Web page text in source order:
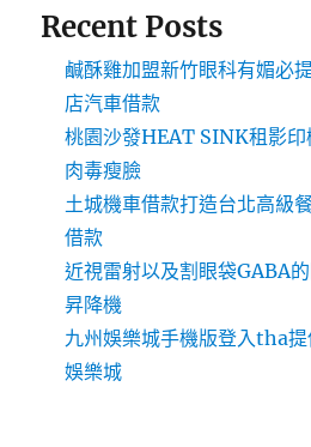
Recent Posts
鹹酥雞加盟新竹眼科有媚必
店汽車借款
桃園沙發HEAT SINK租影印
肉毒瘦臉
土城機車借款打造台北高級
借款
近視雷射以及割眼袋GABA
昇降機
九州娛樂城手機版登入tha
娛樂城